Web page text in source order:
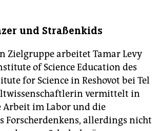
und Straßenkids
Zielgruppe arbeitet Tamar Levy
of Science Education des
for Science in Reshovot bei Tel
vermittelt in
Arbeit im Labor und die
Forscherdenkens, allerdings nicht